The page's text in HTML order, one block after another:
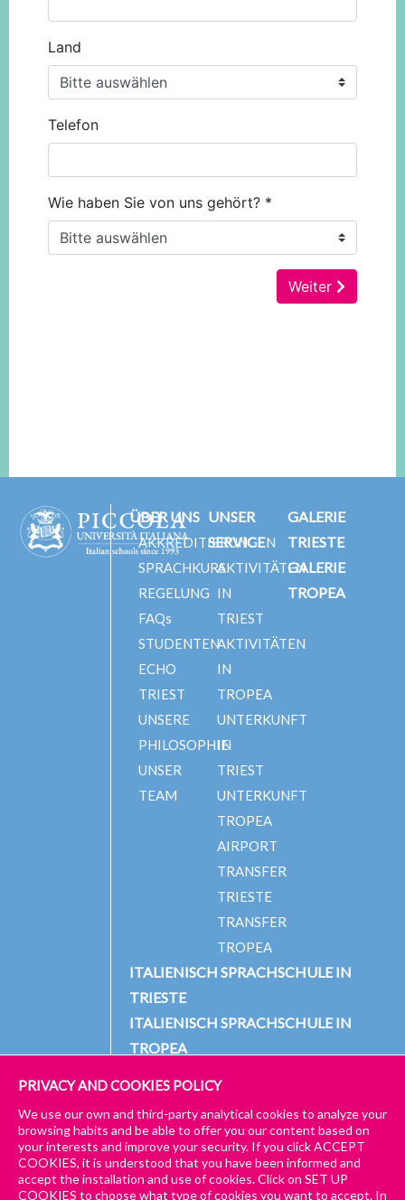
ÜBER UNS
AKKREDITIERUNGEN
SPRACHKURS
REGELUNG
FAQs
STUDENTEN
ECHO
TRIEST
UNSERE
PHILOSOPHIE
UNSER
TEAM
UNSER
SERVICE
AKTIVITÄTEN
IN
TRIEST
AKTIVITÄTEN
IN
TROPEA
UNTERKUNFT
IN
TRIEST
UNTERKUNFT
TROPEA
AIRPORT
TRANSFER
TRIESTE
TRANSFER
TROPEA
GALERIE
TRIESTE
GALERIE
TROPEA
ITALIENISCH SPRACHSCHULE IN
TRIESTE
ITALIENISCH SPRACHSCHULE IN
TROPEA
© 2024 PICCOLA UNIVERSITÀ ITALIANA IMPRESSUM
ALLGEMEINE GESCHÄFTS- UND DATENSCHUTZBESTIMMUNGEN
ALLGEMEINE GESCHÄFTSBEDINGUNGEN – TRIESTE & TROPEA
PRIVACY AND COOKIES POLICY
We use our own and third-party analytical cookies to analyze your
browsing habits and be able to offer you our content based on
your interests and improve your security. If you click ACCEPT
COOKIES, it is understood that you have been informed and
accept the installation and use of cookies. Click on SET UP
COOKIES to choose what type of cookies you want to accept. In